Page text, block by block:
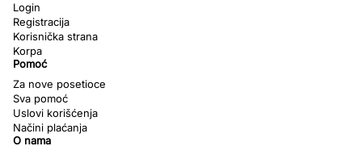
Login
Registracija
Korisnička strana
Korpa
Pomoć
Za nove posetioce
Sva pomoć
Uslovi korišćenja
Načini plaćanja
O nama